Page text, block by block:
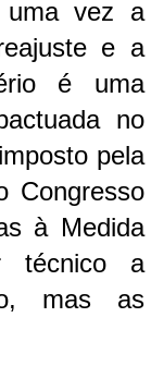
uma vez a
e a
é uma
no
pela
Congresso
à Medida
técnico a
mas as